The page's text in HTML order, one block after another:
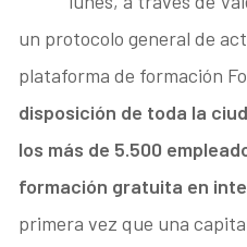
un protocolo general de
plataforma de formación
disposición de toda la
los más de 5.500
formación gratuita en
primera vez que una